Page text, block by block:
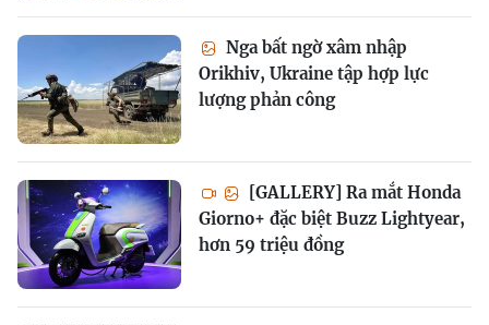
Nga bất ngờ xâm nhập
Orikhiv, Ukraine tập hợp lực
lượng phản công
[GALLERY] Ra mắt Honda
Giorno+ đặc biệt Buzz Lightyear,
hơn 59 triệu đồng